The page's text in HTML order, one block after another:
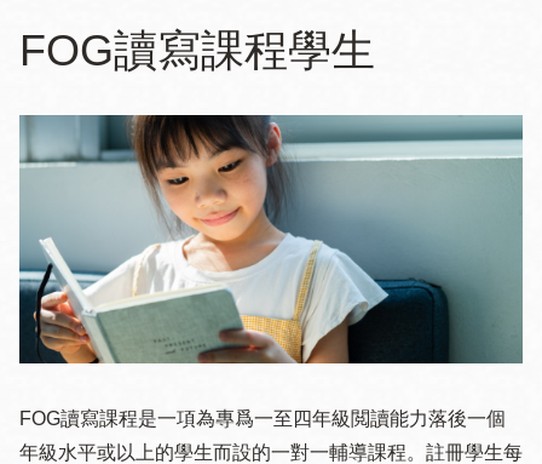
連
FOG讀寫課程學生
FOG讀寫課程是一項為專爲一至四年級閲讀能力落後一個
年級水平或以上的學生而設的一對一輔導課程。註冊學生每